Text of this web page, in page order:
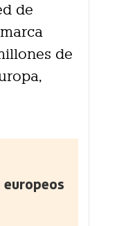
de
de